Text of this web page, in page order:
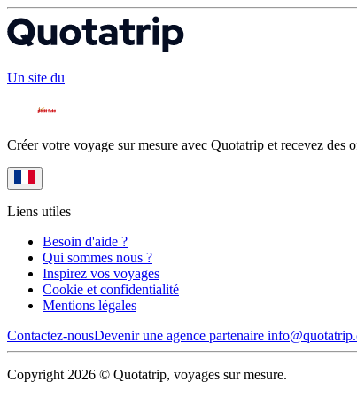
Un site du
Créer votre voyage sur mesure avec Quotatrip et recevez des
Liens utiles
Besoin d'aide ?
Qui sommes nous ?
Inspirez vos voyages
Cookie et confidentialité
Mentions légales
Contactez-nousDevenir une agence partenaire
Copyright 2026 © Quotatrip, voyages sur mesure.